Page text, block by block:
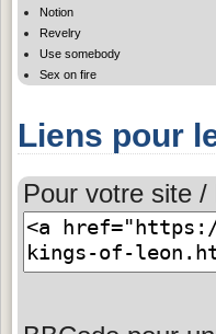
Notion
Revelry
Use somebody
Sex on fire
Liens pour
Pour votre site